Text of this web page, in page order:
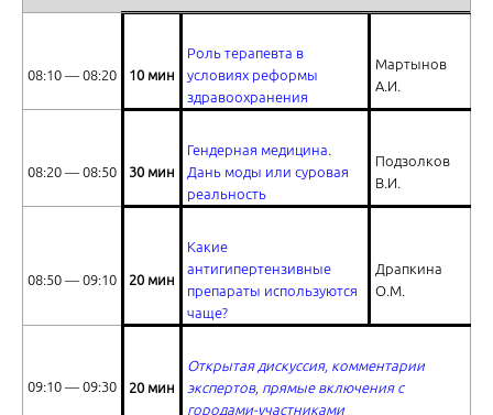
Diagnosis and Management of Nonalcoholic Steatohepatitis
Дискуссия, ответы на вопросы
08:10 ― 08:20 10 мин
Роль терапевта в
условиях реформы
здравоохранения
Мартынов
А.И.
08:20 ― 08:50 30 мин
Гендерная медицина.
Дань моды или суровая
реальность
Подзолков
В.И.
08:50 ― 09:10 20 мин
Какие
антигипертензивные
препараты используются
чаще?
Драпкина
О.М.
09:10 ― 09:30 20 мин
Открытая дискуссия, комментарии
экспертов, прямые включения с
городами-участниками